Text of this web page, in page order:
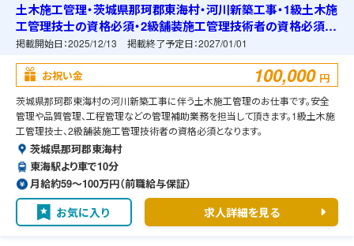
土木施工管理・茨城県那珂郡東海村・河川新築工事・1級土木施
工管理技士の資格必須・2級舗装施工管理技術者の資格必須・
宿舎の準備可能
掲載開始日：2025/12/13 掲載終了予定日：2027/01/01
お祝い金 100,000 円
茨城県那珂郡東海村の河川新築工事に伴う土木施工管理のお仕事です。安全
管理や品質管理、工程管理などの管理補助業務を担当して頂きます。1級土木施
工管理技士、2級舗装施工管理技術者の資格必須となります。
茨城県那珂郡東海村
東海駅より車で10分
月給約59〜100万円（前職給与保証）
お気に入り 求人詳細を見る